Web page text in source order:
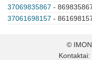
37069835867 -
37061698157 -
©
Kontaktai: